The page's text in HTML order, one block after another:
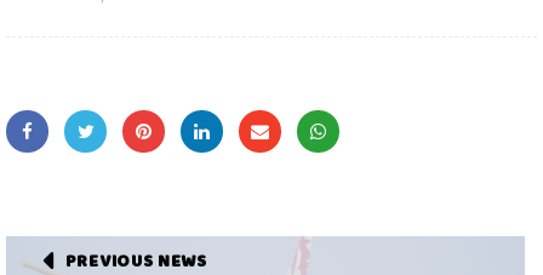
PREVIOUS NEWS